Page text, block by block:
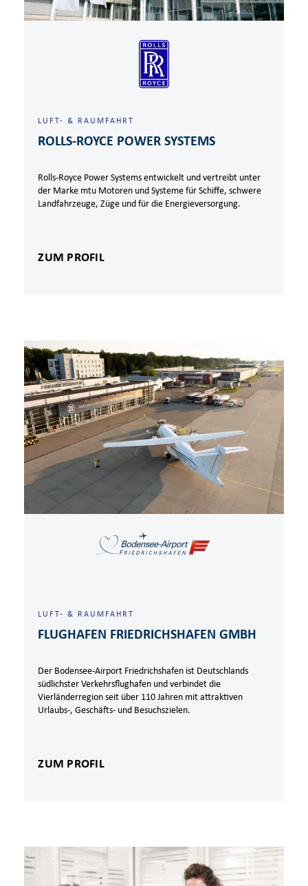
LUFT- & RAUMFAHRT
ROLLS-ROYCE POWER SYSTEMS
Rolls-Royce Power Systems entwickelt und vertreibt unter
der Marke mtu Motoren und Systeme für Schiffe, schwere
Landfahrzeuge, Züge und für die Energieversorgung.
ZUM PROFIL
LUFT- & RAUMFAHRT
FLUGHAFEN FRIEDRICHSHAFEN GMBH
Der Bodensee-Airport Friedrichshafen ist Deutschlands
südlichster Verkehrsflughafen und verbindet die
Vierländerregion seit über 110 Jahren mit attraktiven
Urlaubs-, Geschäfts- und Besuchszielen.
ZUM PROFIL